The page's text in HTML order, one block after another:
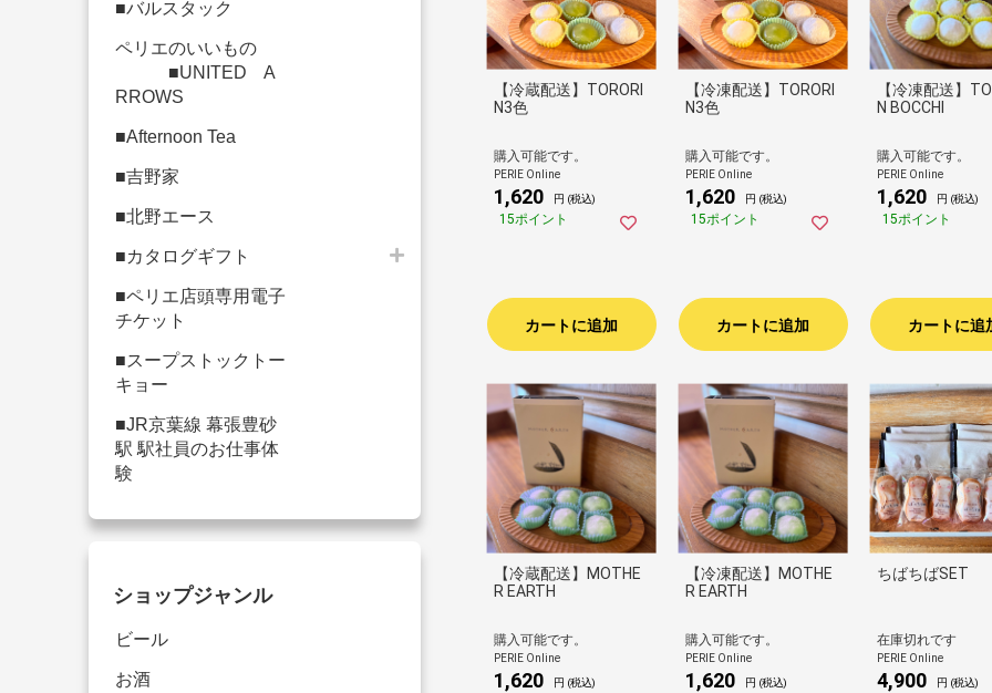
■バルスタック
ペリエのいいもの
■UNITED A
RROWS
■Afternoon Tea
■吉野家
■北野エース
■カタログギフト
■ペリエ店頭専用電子
チケット
■スープストックトー
キョー
■JR京葉線 幕張豊砂
駅 駅社員のお仕事体
験
ショップジャンル
ビール
お酒
【冷蔵配送】TORORI
N3色
購入可能です。
PERIE Online
1,620 円 (税込)
15ポイント
カートに追加
【冷凍配送】TORORI
N3色
購入可能です。
PERIE Online
1,620 円 (税込)
15ポイント
カートに追加
【冷凍配送】
N BOCCHI
購入可能です。
PERIE Online
1,620 円 (税込)
15ポイント
カートに追
【冷蔵配送】MOTHE
R EARTH
購入可能です。
PERIE Online
1,620 円 (税込)
【冷凍配送】MOTHE
R EARTH
購入可能です。
PERIE Online
1,620 円 (税込)
ちばちばSET
在庫切れです
PERIE Online
4,900 円 (税込)